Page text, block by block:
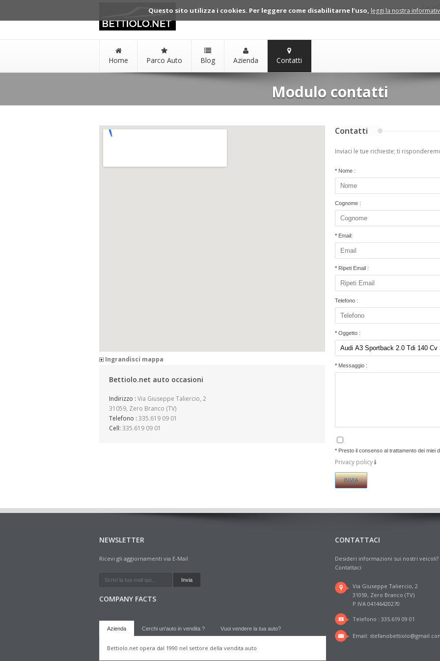
Questo sito utilizza i cookies. Per leggere come disabilitarne l’uso, leggi la nostra Per
Home Parco Auto Blog Azienda Contatti
Modulo contatti
Ingrandisci mappa
Bettiolo.net auto occasioni
Indirizzo : Via Giuseppe Taliercio, 2
31059, Zero Branco (TV)
Telefono : 335.619 09 01
Cell: 335.619 09 01
Contatti
Inviaci le tue richieste; ti
* Nome :
Cognome :
* Email:
* Ripeti Email :
Telefono :
* Oggetto :
* Messaggio :
* Presto il consenso al trattamento dei miei
Privacy policy
NEWSLETTER
Ricevi gli aggiornamenti via E-Mail
COMPANY FACTS
Azienda Cerchi un'auto in vendita ? Vuoi vendere la tua auto?
Bettiolo.net opera dal 1990 nel settore della vendita auto
CONTATTACI
Desideri informazioni sui nostri veicoli?
Contattaci
Via Giuseppe Taliercio, 2
31059, Zero Branco (TV)
P.IVA 04146420270
Telefono : 335.619 09 01
Email: